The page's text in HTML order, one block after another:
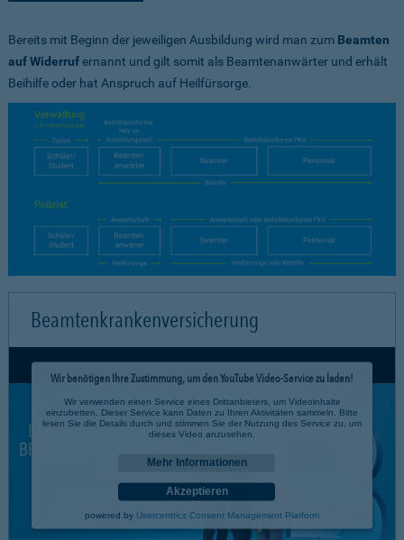
Bereits mit Beginn der jeweiligen Ausbildung wird man zum Beamten
auf Widerrufernannt und gilt somit als Beamtenanwärter und erhält
Beihilfe oder hat Anspruch auf Heilfürsorge.
Beamtenkrankenversicherung
Wir benötigen Ihre Zustimmung, um den YouTube Video-Service zu laden!
Wir verwenden einen Service eines Drittanbieters, um Videoinhalte
einzubetten. Dieser Service kann Daten zu Ihren Aktivitäten sammeln. Bitte
lesen Sie die Details durch und stimmen Sie der Nutzung des Service zu, um
dieses Video anzusehen.
Mehr Informationen
Akzeptieren
powered by Usercentrics Consent Management Platform